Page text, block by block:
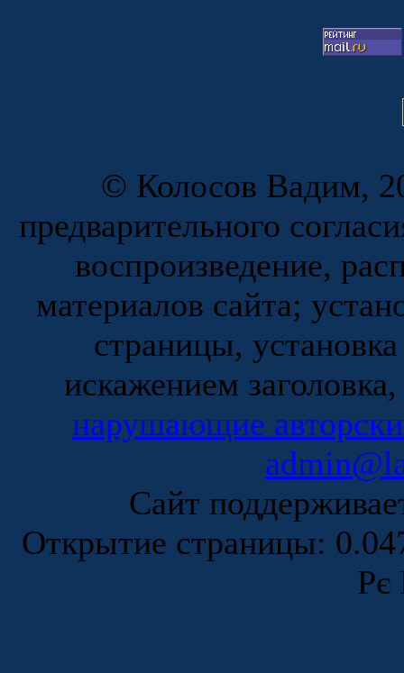
© Колосов Вадим,
предварительного
воспроизведение,
материалов сайта;
страницы,
искажением
нарушающие
Сайт
Открытие страницы:
Рє